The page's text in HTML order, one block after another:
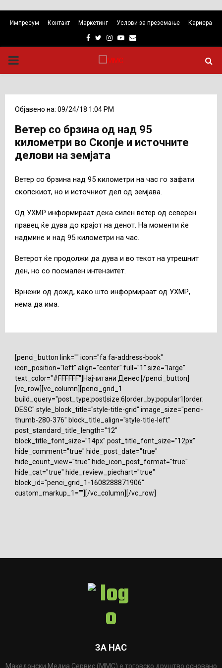
Импресум Контакт Маркетинг Услови за преземање Кариера
Facebook
TwitterInstagram
Youtube
Email
PRIMARY
Објавено на: 09/24/18 1:04 PM
Ветер со брзина од над 95
километри во Скопје и источните
делови на земјата
Ветер со брзина над 95 километри на час го зафати
скопскиот, но и источниот дел од земјава.
Од УХМР информираат дека силен ветер од северен
правец ќе дува до крајот на денот. На моменти ќе
надмине и над 95 километри на час.
Ветерот ќе продолжи да дува и во текот на утрешнит
ден, но со посмален интензитет.
Врнежи од дожд, како што информираат од УХМР,
нема да има.
[penci_button link="" icon="fa fa-address-book"
icon_position="left" align="center" full="1" size="large"
text_color="#FFFFFF"]Најчитани Денес [/penci_button]
[vc_row][vc_column][penci_grid_1
build_query="post_type:post|size:6|order_by:popular1|order:
DESC" style_block_title="style-title-grid" image_size="penci-
thumb-280-376" block_title_align="style-title-left"
post_standard_title_length="12"
block_title_font_size="14px" post_title_font_size="12px"
hide_comment="true" hide_post_date="true"
hide_count_view="true" hide_icon_post_format="true"
hide_cat="true" hide_review_piechart="true"
block_id="penci_grid_1-1608288871906"
custom_markup_1=""][/vc_column][/vc_row]
ЗА НАС
Македонски Медиа Сервис (ММС) е трговско друштво основано